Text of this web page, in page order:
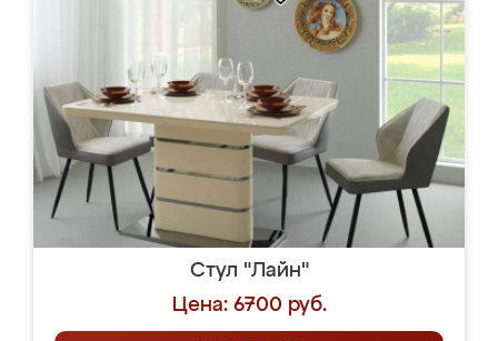
Стул "Лайн"
Цена: 6700 руб.